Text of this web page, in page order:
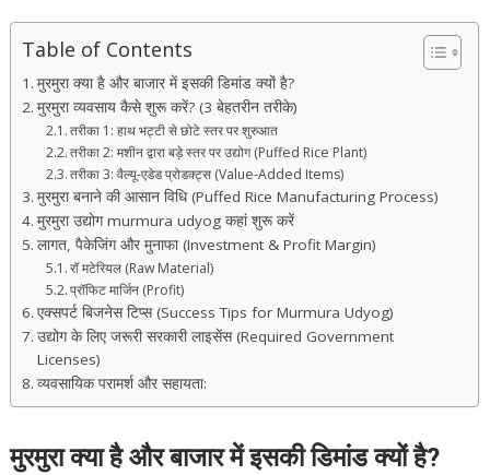
Table of Contents
मुरमुरा क्या है और बाजार में इसकी डिमांड क्यों है?
मुरमुरा व्यवसाय कैसे शुरू करें? (3 बेहतरीन तरीके)
तरीका 1: हाथ भट्टी से छोटे स्तर पर शुरुआत
तरीका 2: मशीन द्वारा बड़े स्तर पर उद्योग (Puffed Rice Plant)
तरीका 3: वैल्यू-एडेड प्रोडक्ट्स (Value-Added Items)
मुरमुरा बनाने की आसान विधि (Puffed Rice Manufacturing Process)
मुरमुरा उद्योग murmura udyog कहां शुरू करें
लागत, पैकेजिंग और मुनाफा (Investment & Profit Margin)
रॉ मटेरियल (Raw Material)
प्रॉफिट मार्जिन (Profit)
एक्सपर्ट बिजनेस टिप्स (Success Tips for Murmura Udyog)
उद्योग के लिए जरूरी सरकारी लाइसेंस (Required Government
Licenses)
व्यवसायिक परामर्श और सहायता:
मुरमुरा क्या है और बाजार में इसकी डिमांड क्यों है?